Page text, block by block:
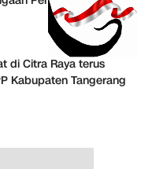
di Citra Raya terus
Kabupaten Tangerang